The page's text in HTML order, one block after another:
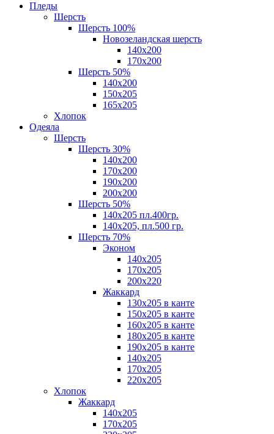
Пледы
Шерсть
Шерсть 100%
Новозеландская шерсть
140х200
170x200
Шерсть 50%
140x200
150х205
165х205
Хлопок
Одеяла
Шерсть
Шерсть 30%
140х200
170х200
190х200
200х200
Шерсть 50%
140х205 пл.400гр.
140х205, пл.500 гр.
Шерсть 70%
Эконом
140х205
170х205
200х220
Жаккард
130х205 в канте
150х205 в канте
160х205 в канте
180х205 в канте
190х205 в канте
140х205
170х205
220х205
Хлопок
Жаккард
140x205
170х205